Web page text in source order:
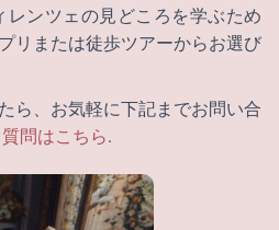
ンツェの見どころを学ぶため
リまたは徒歩ツアーからお選び
ら、お気軽に下記までお問い合
問はこちら.